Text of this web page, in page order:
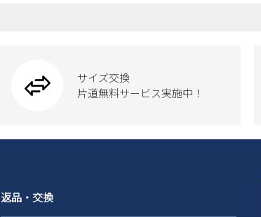
サイズ交換
片道無料サービス実施中！
返品・交換